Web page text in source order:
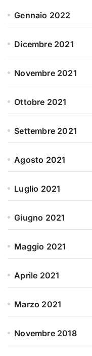
Gennaio 2022
Dicembre 2021
Novembre 2021
Ottobre 2021
Settembre 2021
Agosto 2021
Luglio 2021
Giugno 2021
Maggio 2021
Aprile 2021
Marzo 2021
Novembre 2018